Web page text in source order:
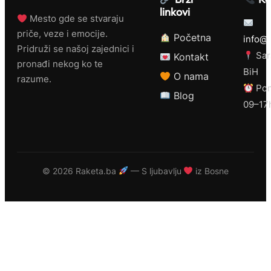
Mesto gde se stvaraju
priče, veze i emocije.
Pridruži se našoj zajednici i
pronađi nekog ko te
razume.
linkovi
Početna
Kontakt
O nama
Blog
BiH
© 2026 Raketa.ba — S ljubavlju iz Bosne